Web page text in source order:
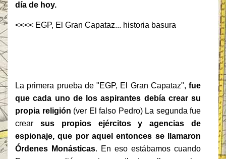
día de hoy.
<<<< EGP, El Gran Capataz... historia basura
La primera prueba de "EGP, El Gran Capataz", fue
que cada uno de los aspirantes debía crear su
propia religión (ver El falso Pedro) La segunda fue
crear sus propios ejércitos y agencias de
espionaje, que por aquel entonces se llamaron
Órdenes Monásticas. En eso estábamos cuando